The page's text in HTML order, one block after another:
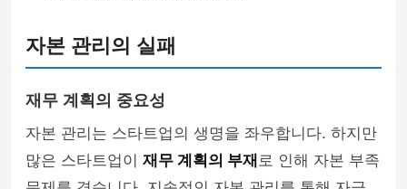
자본 관리의 실패
재무 계획의 중요성
자본 관리는 스타트업의 생명을 좌우합니다. 하지만
많은 스타트업이 재무 계획의 부재 로 인해 자본 부족